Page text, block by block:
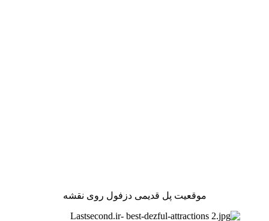
موقعیت پل قدیمی دزفول روی نقشه